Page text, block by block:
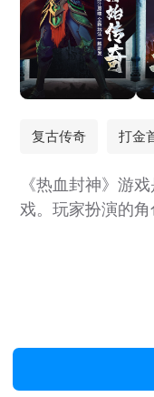
复古传奇 打金
《热血封神》游
戏。玩家扮演的
始了他们漫长而